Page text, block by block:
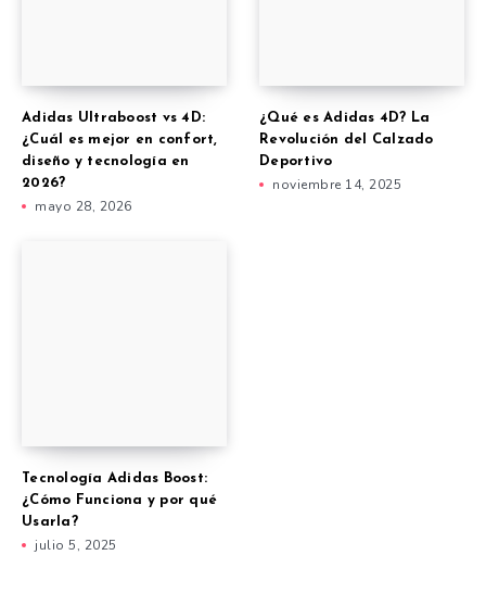
Adidas Ultraboost vs 4D:
¿Cuál es mejor en confort,
diseño y tecnología en
2026?
mayo 28, 2026
¿Qué es Adidas 4D? La
Revolución del Calzado
Deportivo
noviembre 14, 2025
Tecnología Adidas Boost:
¿Cómo Funciona y por qué
Usarla?
julio 5, 2025